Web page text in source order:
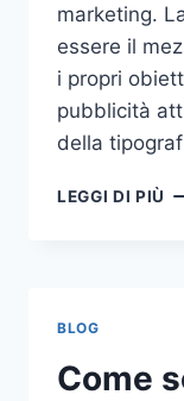
marketing.
essere il
i propri
pubblicità
della
LEGGI DI PIÙ
A
BLOG
Come